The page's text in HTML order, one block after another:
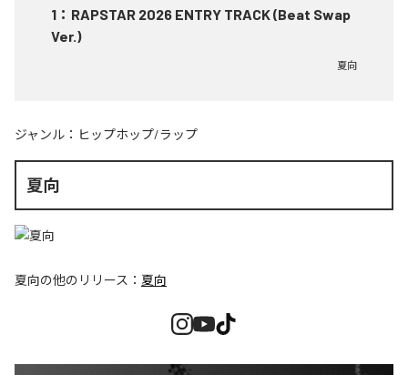
1 ： RAPSTAR 2026 ENTRY TRACK (Beat Swap
Ver.)
夏向
ジャンル： ヒップホップ/ラップ
夏向
夏向の他のリリース： 夏向